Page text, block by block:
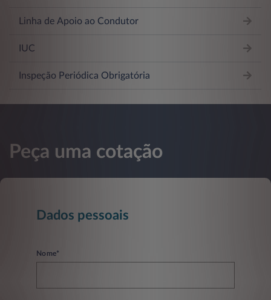
Linha de Apoio ao Condutor
IUC
Inspeção Periódica Obrigatória
Peça uma cotação
Dados pessoais
Nome*